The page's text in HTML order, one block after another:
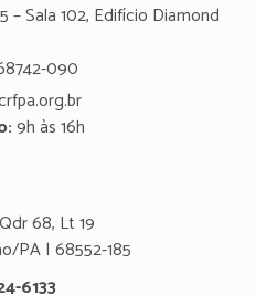
– Sala 102, Edifício Diamond
090
9h às 16h
68, Lt 19
PA | 68552-185
6133